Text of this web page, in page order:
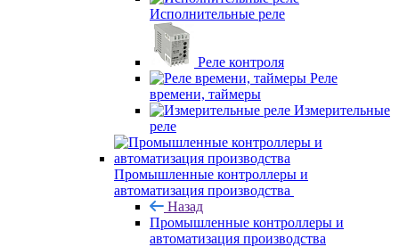
Исполнительные реле
Реле контроля
Реле
времени, таймеры
Измерительные
реле
Промышленные контроллеры и
автоматизация производства
Назад
Промышленные контроллеры и
автоматизация производства